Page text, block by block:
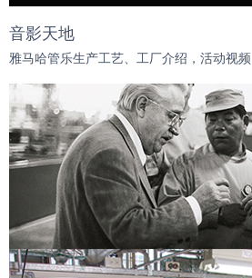
音影天地
雅马哈管乐生产工艺、工厂介绍，活动视频